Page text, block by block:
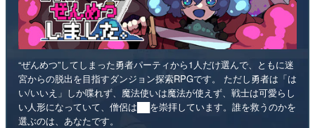
“ぜんめつ”してしまった勇者パーティから1人だけ選んで、ともに迷
宮からの脱出を目指すダンジョン探索RPGです。 ただし勇者は「は
い/いいえ」しか喋れず、魔法使いは魔法が使えず、戦士は可愛らし
い人形になっていて、僧侶は██を崇拝しています。誰を救うのかを
選ぶのは、あなたです。